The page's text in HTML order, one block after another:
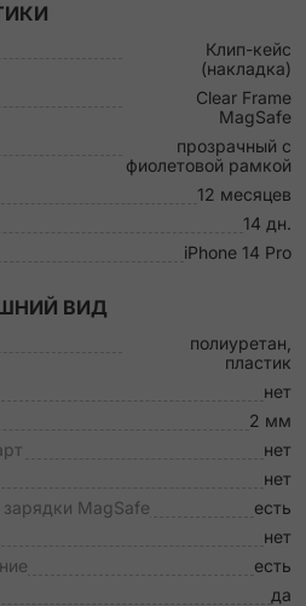
Клип-кейс
(накладка)
Clear Frame
MagSafe
прозрачный с
фиолетовой рамкой
12 месяцев
14 дн.
iPhone 14 Pro
ВИД
полиуретан,
пластик
нет
2 мм
нет
нет
MagSafe
есть
нет
есть
да